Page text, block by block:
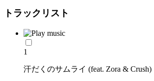
トラックリスト
1
汗だくのサムライ (feat. Zora & Crush)